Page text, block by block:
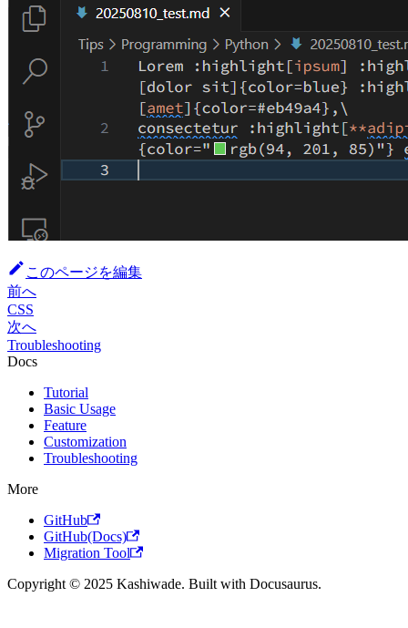
このページを編集
前へ
CSS
次へ
Troubleshooting
Docs
Tutorial
Basic Usage
Feature
Customization
Troubleshooting
More
GitHub
GitHub(Docs)
Migration Tool
Copyright © 2025 Kashiwade. Built with Docusaurus.